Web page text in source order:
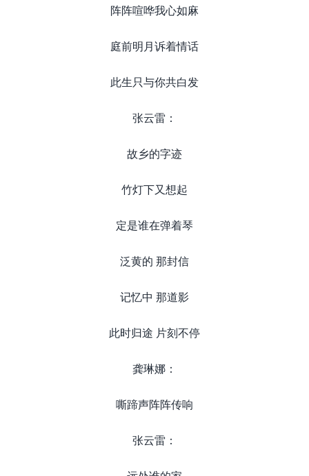
阵阵喧哗我心如麻
庭前明月诉着情话
此生只与你共白发
张云雷：
故乡的字迹
竹灯下又想起
定是谁在弹着琴
泛黄的 那封信
记忆中 那道影
此时归途 片刻不停
龚琳娜：
嘶蹄声阵阵传响
张云雷：